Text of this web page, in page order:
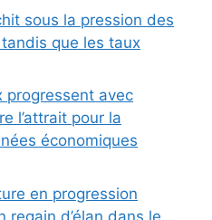
sous la pression des
que les taux
progressent avec
l’attrait pour la
économiques
en progression
regain d’élan dans le